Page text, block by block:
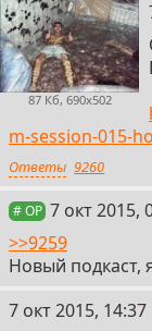
87 Кб, 690x502
m-session-015-
Ответы 9260
# OP 58
7 окт 2015,
>>9259
Новый подкаст,
59
7 окт 2015, 14:37